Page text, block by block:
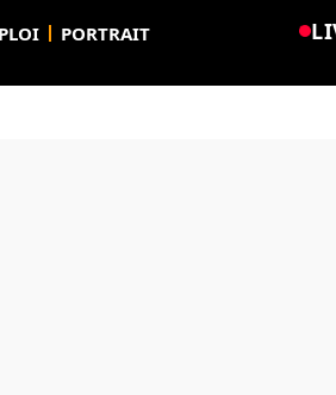
PORTRAIT